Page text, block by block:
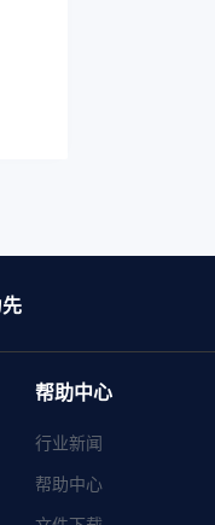
帮助中心
行业新闻
帮助中心